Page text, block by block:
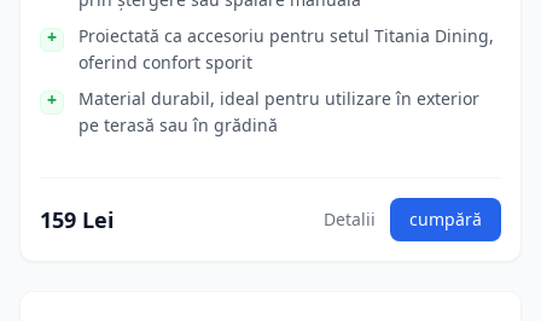
Proiectată ca accesoriu pentru setul Titania Dining,
oferind confort sporit
Material durabil, ideal pentru utilizare în exterior
pe terasă sau în grădină
159 Lei Detalii cumpără